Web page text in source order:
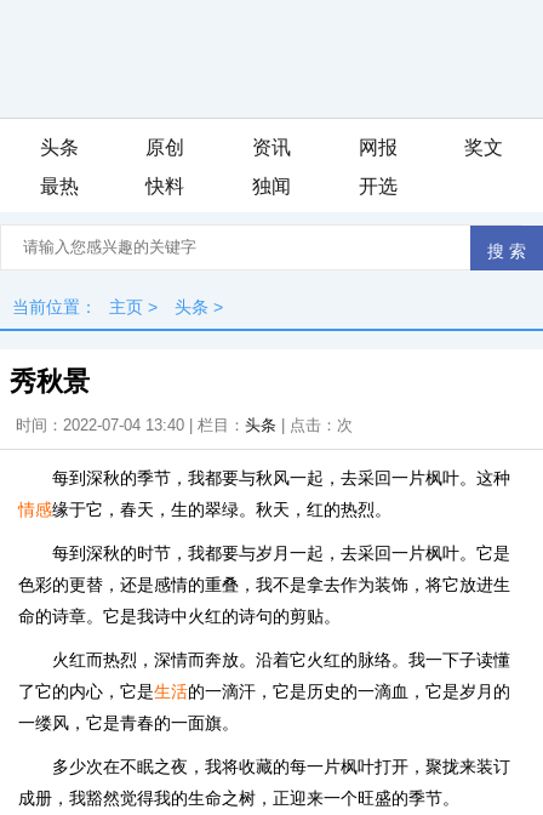
头条 原创 资讯 网报
奖文
最热
快料 独闻 开选
当前位置： 主页 > 头条 >
秀秋景
时间：2022-07-04 13:40 | 栏目： 头条 | 点击： 次
每到深秋的季节，我都要与秋风一起，去采回一片枫叶。这种
情感缘于它，春天，生的翠绿。秋天，红的热烈。
每到深秋的时节，我都要与岁月一起，去采回一片枫叶。它是
色彩的更替，还是感情的重叠，我不是拿去作为装饰，将它放进生
命的诗章。它是我诗中火红的诗句的剪贴。
火红而热烈，深情而奔放。沿着它火红的脉络。我一下子读懂
了它的内心，它是生活的一滴汗，它是历史的一滴血，它是岁月的
一缕风，它是青春的一面旗。
多少次在不眠之夜，我将收藏的每一片枫叶打开，聚拢来装订
成册，我豁然觉得我的生命之树，正迎来一个旺盛的季节。